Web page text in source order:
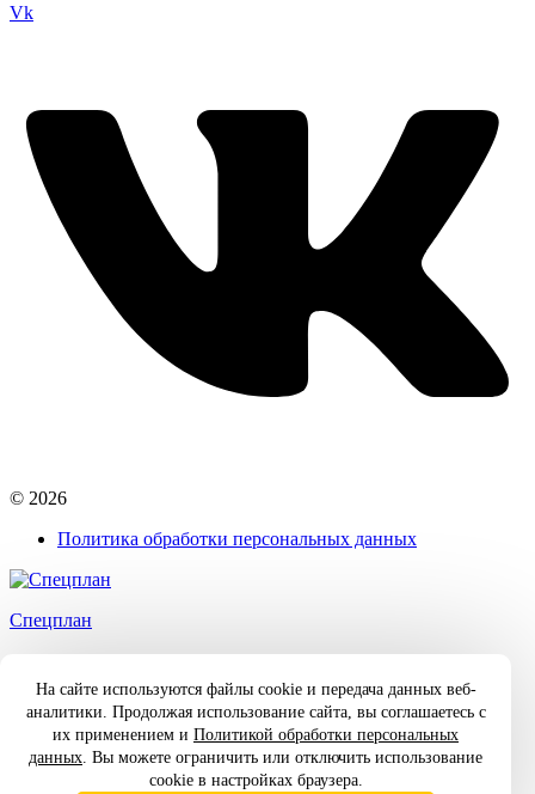
Vk
© 2026
Политика обработки персональных данных
Спецплан
Спецодежда от производителя в Иваново
Главная
Каталог
О компании
Контакты
На сайте используются файлы cookie и передача данных веб-
аналитики. Продолжая использование сайта, вы соглашаетесь с
их применением и Политикой обработки персональных
данных. Вы можете ограничить или отключить использование
cookie в настройках браузера.